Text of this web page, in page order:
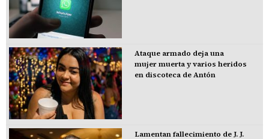
Ataque armado deja una
mujer muerta y varios heridos
en discoteca de Antón
Lamentan fallecimiento de J. J.